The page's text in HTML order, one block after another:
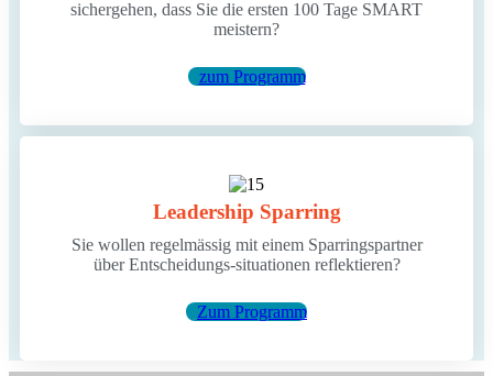
sichergehen, dass Sie die ersten 100 Tage SMART
meistern?
zum Programm
Leadership Sparring
Sie wollen regelmässig mit einem Sparringspartner
über Entscheidungs-situationen reflektieren?
Zum Programm